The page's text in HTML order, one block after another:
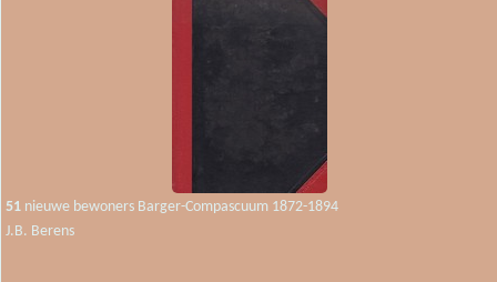
51 nieuwe bewoners Barger-Compascuum 1872-1894
J.B. Berens